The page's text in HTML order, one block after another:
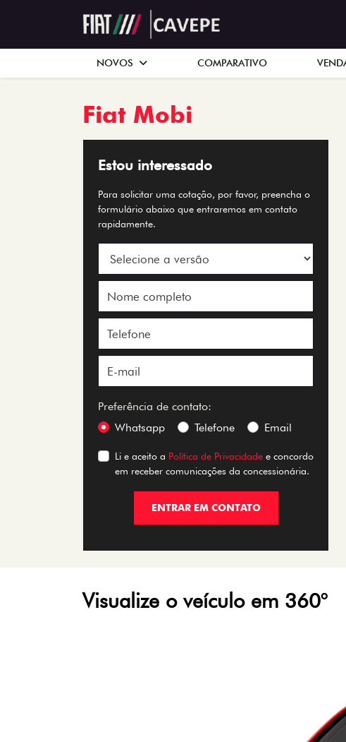
NOVOS COMPARATIVO
Fiat Mobi
Estou interessado
Para solicitar uma cotação, por favor, preencha o
formulário abaixo que entraremos em contato
rapidamente.
Preferência de contato:
Whatsapp
Telefone Email
Li e aceito a Política de Privacidade e concordo
em receber comunicações da concessionária.
ENTRAR EM CONTATO
Visualize o veículo em 360°